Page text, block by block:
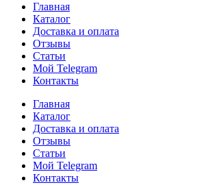
Главная
Каталог
Доставка и оплата
Отзывы
Статьи
Мой Telegram
Контакты
Главная
Каталог
Доставка и оплата
Отзывы
Статьи
Мой Telegram
Контакты